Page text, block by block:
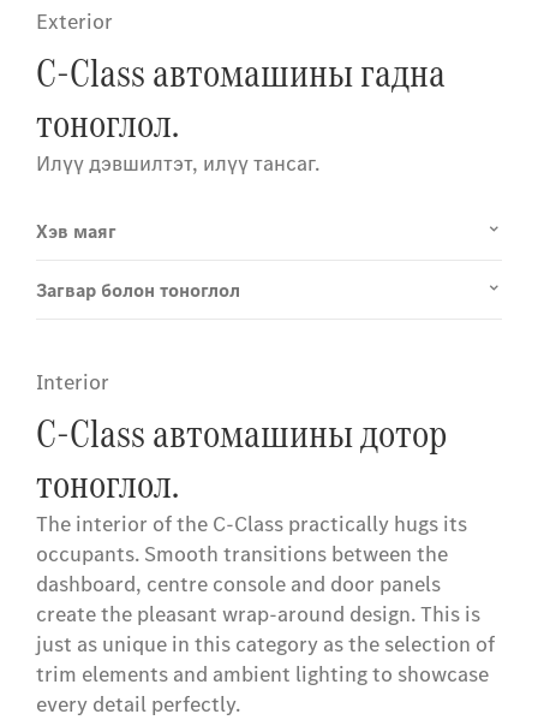
Exterior
C-Class автомашины гадна
тоноглол.
Илүү дэвшилтэт, илүү тансаг.
Хэв маяг
Загвар болон тоноглол
Interior
C-Class автомашины дотор
тоноглол.
The interior of the C-Class practically hugs its
occupants. Smooth transitions between the
dashboard, centre console and door panels
create the pleasant wrap-around design. This is
just as unique in this category as the selection of
trim elements and ambient lighting to showcase
every detail perfectly.